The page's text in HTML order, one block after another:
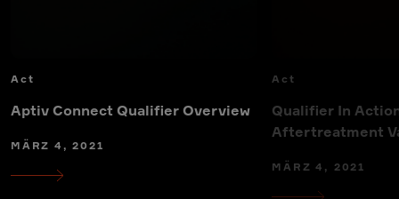
Act
Aptiv Connect Qualifier Overview
MÄRZ 4, 2021
Act
Qualifier In
Aftertreatment
MÄRZ 4, 2021